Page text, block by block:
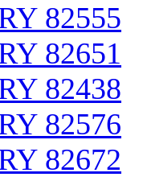
82555
82651
82438
82576
82672